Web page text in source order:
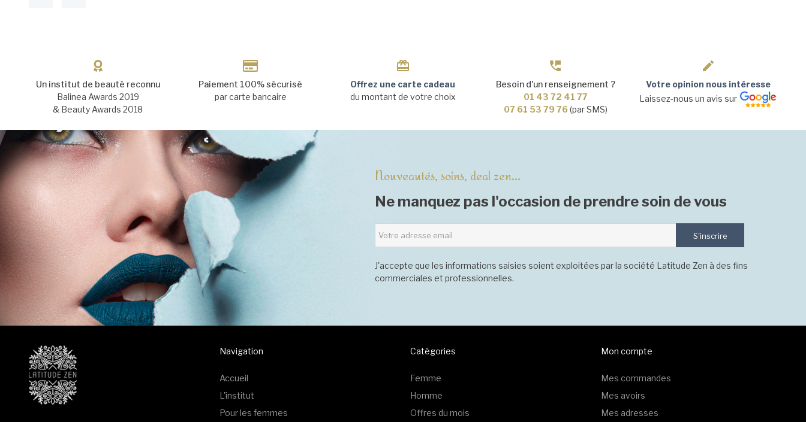
Un institut de beauté reconnu
Balinea Awards 2019
& Beauty Awards 2018
Paiement 100% sécurisé
par carte bancaire
Offrez une carte cadeau
du montant de votre choix
Besoin d'un renseignement ?
01 43 72 41 77
07 61 53 79 76 (par SMS)
Votre opinion nous intéresse
Laissez-nous un avis sur
Nouveautés, soins, deal zen...
Ne manquez pas l'occasion de prendre soin de vous
S'inscrire
J'accepte que les informations saisies soient exploitées par la société Latitude Zen à des fins
commerciales et professionnelles.
Navigation
Accueil
L'institut
Pour les femmes
Catégories
Femme
Homme
Offres du mois
Mon compte
Mes commandes
Mes avoirs
Mes adresses